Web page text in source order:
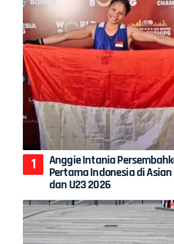
Anggie Intania
Pertama Indonesia di Asian
dan U23 2026